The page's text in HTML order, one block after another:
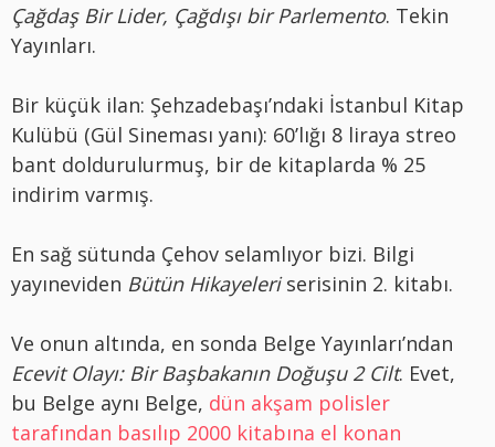
Çağdaş Bir Lider, Çağdışı bir Parlemento. Tekin
Yayınları.
Bir küçük ilan: Şehzadebaşı’ndaki İstanbul Kitap
Kulübü (Gül Sineması yanı): 60’lığı 8 liraya streo
bant doldurulurmuş, bir de kitaplarda % 25
indirim varmış.
En sağ sütunda Çehov selamlıyor bizi. Bilgi
yayıneviden Bütün Hikayeleriserisinin 2. kitabı.
Ve onun altında, en sonda Belge Yayınları’ndan
Ecevit Olayı: Bir Başbakanın Doğuşu 2 Cilt. Evet,
bu Belge aynı Belge, dün akşam polisler
tarafından basılıp 2000 kitabına el konan